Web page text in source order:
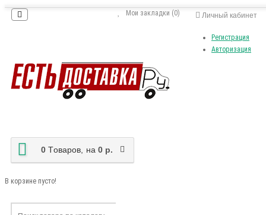
Личный кабинет
Регистрация
Авторизация
Мои закладки (0)
0 Tоваров, на 0 р.
В корзине пусто!